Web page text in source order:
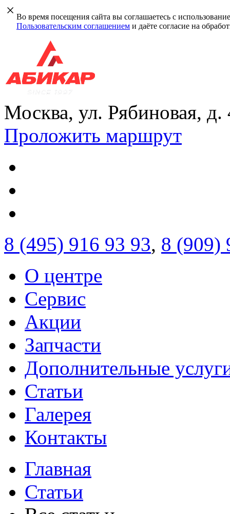
Во время посещения сайта вы соглашаетесь с
Пользовательским соглашением и даёте согласие на
Москва, ул. Рябиновая, д.
Проложить маршрут
8 (495) 916 93 93, 8 (909)
О центре
Сервис
Акции
Запчасти
Дополнительные
Статьи
Галерея
Контакты
Главная
Статьи